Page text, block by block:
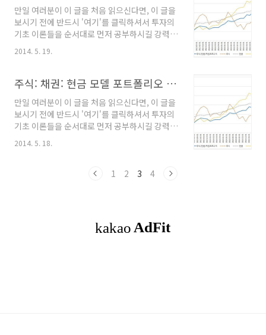
----------------------------------------------
-------------------------- 주식:채권:현금 혼합
평균 모멘텀 비중 분산투자 전략(전략에 대한 상
세한 내용은 링크를 클릭하시기 바랍니다.) 2016
만일 여러분이 이 글을 처음 읽으신다면, 이 글을
보시기 전에 반드시 '여기'를 클릭하셔서 투자의
기초 이론들을 순서대로 먼저 공부하시길 강력히
면 왜 이런 식의 투자를 해야하는지 이해하기 어
정립된 투자 규칙을 흔들림없이 오랜 기간 유지
하기가 사실상 불가능하기 때문입니다. --------
----------------------------------------------
-------------------------- 주식:채권:현금 혼합
평균 모멘텀 비중 분산투자 전략(전략에 대한 상
세한 내용은 링크를 클릭하시기 바랍니다.) 2016
2014. 5. 19.
주식: 채권: 현금 모델 포트폴리오 (8)
만일 여러분이 이 글을 처음 읽으신다면, 이 글을
보시기 전에 반드시 '여기'를 클릭하셔서 투자의
기초 이론들을 순서대로 먼저 공부하시길 강력히
면 왜 이런 식의 투자를 해야하는지 이해하기 어
정립된 투자 규칙을 흔들림없이 오랜 기간 유지
평균 모멘텀 비중 분산투자 전략(전략에 대한 상
세한 내용은 링크를 클릭하시기 바랍니다.) 2015
2014. 5. 18.
1 2 3 4